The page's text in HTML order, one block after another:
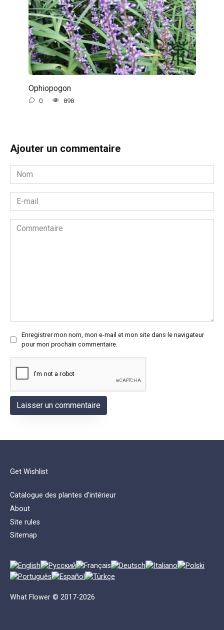
Ophiopogon
0 898
Ajouter un commentaire
Nom
*
mail
*Commentaire
Enregistrer mon nom, mon e-mail et mon site dans le navigateur
pour mon prochain commentaire.
Get Wishlist
Catalogue des plantes d’intérieur
About
Site rules
Sitemap
What Flower © 2017-2026